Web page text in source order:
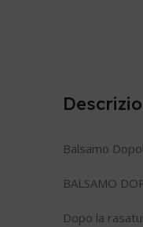
Balsamo
BALSAMO
Dopo la